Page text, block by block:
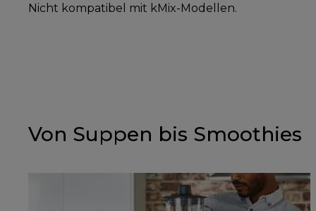
Nicht kompatibel mit kMix-Modellen.
Von Suppen bis Smoothies